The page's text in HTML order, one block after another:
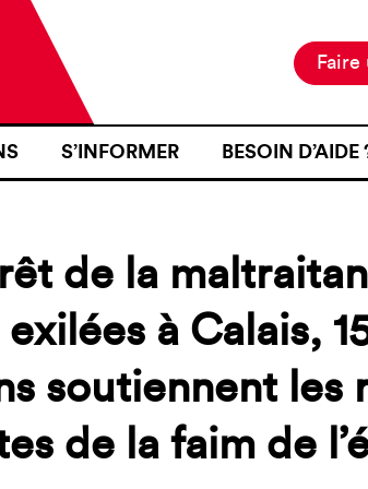
D’ACTION
S’INFORMER
RESSOURCES
CARTOGRAPHIE
BESOIN D’AIDE
J’AI FAIT
D’IDENTITÉ À
INTÉRIEURE
J’AI ÉTÉ
FRONTIÈRE
JE VOUDRAIS
Faire
de la
à Calais,
soutiennent les
de la faim de